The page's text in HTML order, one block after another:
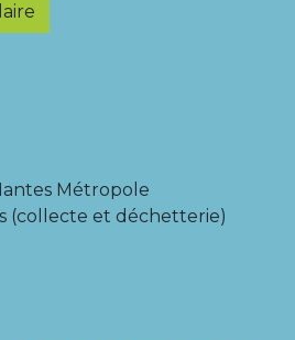
Métropole
(collecte et déchetterie)